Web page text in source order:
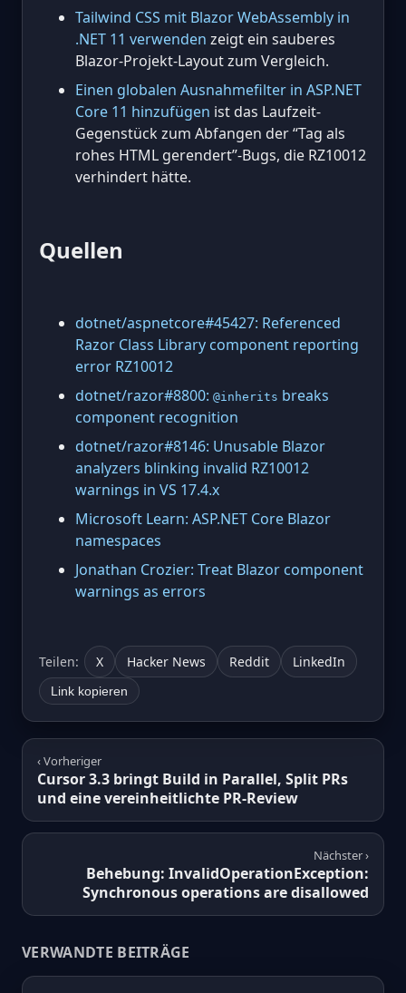
Tailwind CSS mit Blazor WebAssembly in
.NET 11 verwenden zeigt ein sauberes
Blazor-Projekt-Layout zum Vergleich.
Einen globalen Ausnahmefilter in ASP.NET
Core 11 hinzufügen ist das Laufzeit-
Gegenstück zum Abfangen der “Tag als
rohes HTML gerendert”-Bugs, die RZ10012
verhindert hätte.
Quellen
dotnet/aspnetcore#45427: Referenced
Razor Class Library component reporting
error RZ10012
dotnet/razor#8800: @inherits breaks
component recognition
dotnet/razor#8146: Unusable Blazor
analyzers blinking invalid RZ10012
warnings in VS 17.4.x
Microsoft Learn: ASP.NET Core Blazor
namespaces
Jonathan Crozier: Treat Blazor component
warnings as errors
Teilen: X Hacker News Reddit LinkedIn
Link kopieren
‹ Vorheriger
Cursor 3.3 bringt Build in Parallel, Split PRs
und eine vereinheitlichte PR-Review
Nächster ›
Behebung: InvalidOperationException:
Synchronous operations are disallowed
VERWANDTE BEITRÄGE